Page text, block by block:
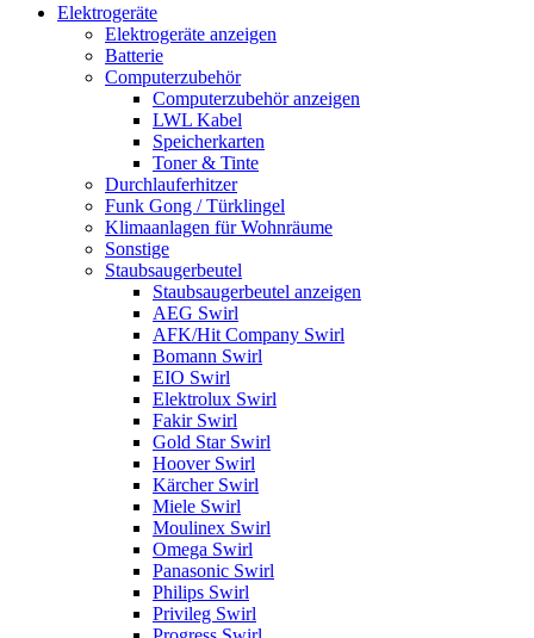
Elektrogeräte
Elektrogeräte anzeigen
Batterie
Computerzubehör
Computerzubehör anzeigen
LWL Kabel
Speicherkarten
Toner & Tinte
Durchlauferhitzer
Funk Gong / Türklingel
Klimaanlagen für Wohnräume
Sonstige
Staubsaugerbeutel
Staubsaugerbeutel anzeigen
AEG Swirl
AFK/Hit Company Swirl
Bomann Swirl
EIO Swirl
Elektrolux Swirl
Fakir Swirl
Gold Star Swirl
Hoover Swirl
Kärcher Swirl
Miele Swirl
Moulinex Swirl
Omega Swirl
Panasonic Swirl
Philips Swirl
Privileg Swirl